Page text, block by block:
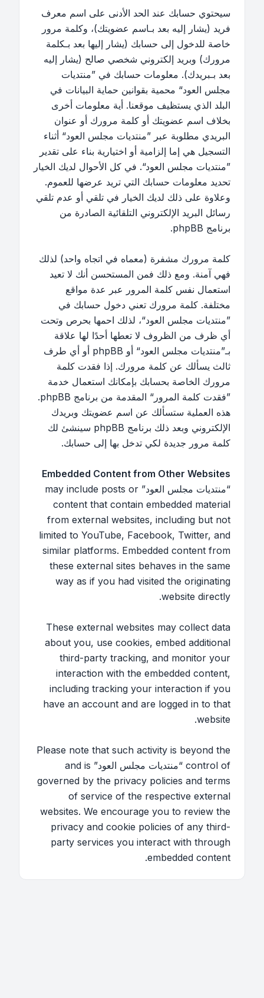
سيحتوي حسابك عند الحد الأدنى على اسم معرف
فريد (يشار إليه بعد بـاسم عضويتك)، وكلمة مرور
خاصة للدخول إلى حسابك (يشار إليها بعد بـكلمة
مرورك) وبريد إلكتروني شخصي صالح (يشار إليه
بعد بـبريدك). معلومات حسابك في ”منتديات
مجلس العود“ محمية بقوانين حماية البيانات في
البلد الذي يستظيف موقعنا. أية معلومات أخرى
بخلاف اسم عضويتك أو كلمة مرورك أو عنوان
البريدي مطلوبة عبر ”منتديات مجلس العود“ أثناء
التسجيل هي إما إلزامية أو اختيارية بناء على تقدير
”منتديات مجلس العود“. في كل الأحوال لديك الخيار
تحديد معلومات حسابك التي تريد عرضها للعموم.
وعلاوة على ذلك لديك الخيار في تلقي أو عدم تلقي
رسائل البريد الإلكتروني التلقائية الصادرة من
برنامج phpBB.
كلمة مرورك مشفرة (معماه في اتجاه واحد) لذلك
فهي آمنة. ومع ذلك فمن المستحسن أنك لا تعيد
استعمال نفس كلمة المرور عبر عدة مواقع
مختلفة. كلمة مرورك تعني دخول حسابك في
”منتديات مجلس العود“، لذلك احمها بحرص وتحت
أي ظرف من الظروف لا تعطها أحدًا لها علاقة
بـ”منتديات مجلس العود“ أو phpBB أو أي طرف
ثالث يسألك عن كلمة مرورك. إذا فقدت كلمة
مرورك الخاصة بحسابك بإمكانك استعمال خدمة
”فقدت كلمة المرور“ المقدمة من برنامج phpBB.
هذه العملية ستسألك عن اسم عضويتك وبريدك
الإلكتروني وبعد ذلك برنامج phpBB سينشئ لك
كلمة مرور جديدة لكي تدخل بها إلى حسابك.
Embedded Content from Other Websites
“منتديات مجلس العود” may include posts or
content that contain embedded material
from external websites, including but not
limited to YouTube, Facebook, Twitter, and
similar platforms. Embedded content from
these external sites behaves in the same
way as if you had visited the originating
website directly.
These external websites may collect data
about you, use cookies, embed additional
third-party tracking, and monitor your
interaction with the embedded content,
including tracking your interaction if you
have an account and are logged in to that
website.
Please note that such activity is beyond the
control of “منتديات مجلس العود” and is
governed by the privacy policies and terms
of service of the respective external
websites. We encourage you to review the
privacy and cookie policies of any third-
party services you interact with through
embedded content.